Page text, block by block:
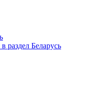
раздел Беларусь